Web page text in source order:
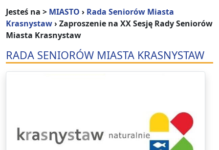
Jesteś na > MIASTO › Rada Seniorów Miasta
Krasnystaw›Zaproszenie na XX Sesję Rady Seniorów
Miasta Krasnystaw
RADA SENIORÓW MIASTA KRASNYSTAW